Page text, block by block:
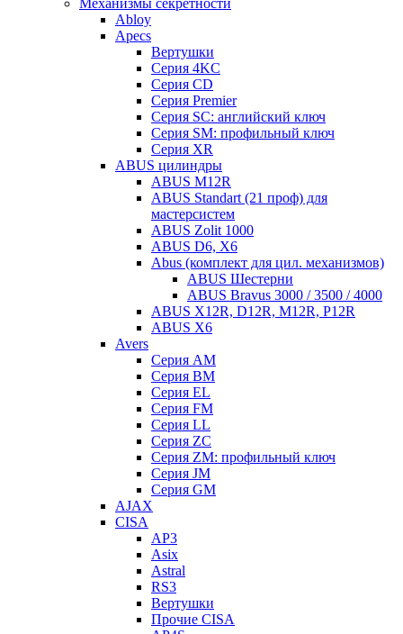
Механизмы секретности
Abloy
Apecs
Вертушки
Серия 4KC
Серия CD
Серия Premier
Серия SC: английский ключ
Серия SM: профильный ключ
Серия XR
ABUS цилиндры
ABUS M12R
ABUS Standart (21 проф) для
мастерсистем
ABUS Zolit 1000
ABUS D6, X6
Abus (комплект для цил. механизмов)
ABUS Шестерни
ABUS Bravus 3000 / 3500 / 4000
ABUS X12R, D12R, M12R, P12R
ABUS X6
Avers
Серия AM
Серия BM
Серия EL
Серия FM
Серия LL
Серия ZC
Серия ZM: профильный ключ
Серия JM
Серия GM
AJAX
CISA
AP3
Asix
Astral
RS3
Вертушки
Прочие CISA